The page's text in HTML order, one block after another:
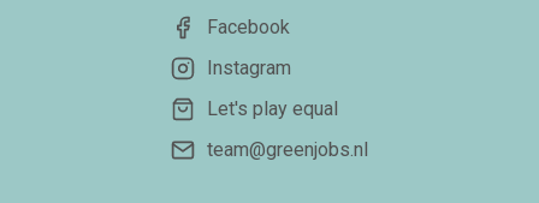
Facebook
Instagram
Let's play equal
team@greenjobs.nl